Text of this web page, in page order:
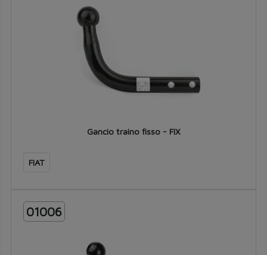
Gancio traino fisso - FIX
FIAT
01006